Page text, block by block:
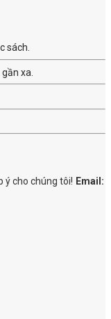
sách.
xa.
ý cho chúng tôi! Email: